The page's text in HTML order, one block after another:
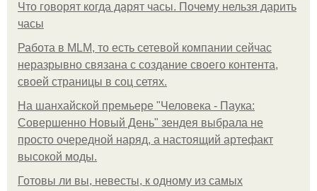
Что говорят когда дарят часы. Почему нельзя дарить
часы
Работа в MLM, то есть сетевой компании сейчас
неразрывно связана с создание своего контента,
своей страницы в соц сетях.
На шанхайской премьере "Человека - Паука:
Совершенно Новый День" зендея выбрала не
просто очередной наряд, а настоящий артефакт
высокой моды.
Готовы ли вы, невесты, к одному из самых